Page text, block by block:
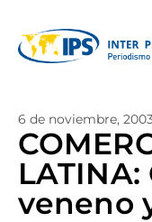
6 de noviembre,
veneno